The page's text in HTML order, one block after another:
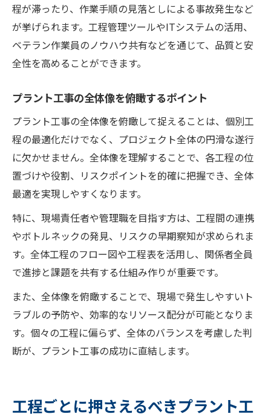
程が滞ったり、作業手順の見落としによる事故発生など
が挙げられます。工程管理ツールやITシステムの活用、
ベテラン作業員のノウハウ共有などを通じて、品質と安
全性を高めることができます。
プラント工事の全体像を俯瞰するポイント
プラント工事の全体像を俯瞰して捉えることは、個別工
程の最適化だけでなく、プロジェクト全体の円滑な遂行
に欠かせません。全体像を理解することで、各工程の位
置づけや役割、リスクポイントを的確に把握でき、全体
最適を実現しやすくなります。
特に、現場責任者や管理職を目指す方は、工程間の連携
やボトルネックの発見、リスクの早期察知が求められま
す。全体工程のフロー図や工程表を活用し、関係者全員
で進捗と課題を共有する仕組み作りが重要です。
また、全体像を俯瞰することで、現場で発生しやすいト
ラブルの予防や、効率的なリソース配分が可能となりま
す。個々の工程に偏らず、全体のバランスを考慮した判
断が、プラント工事の成功に直結します。
工程ごとに押さえるべきプラント工